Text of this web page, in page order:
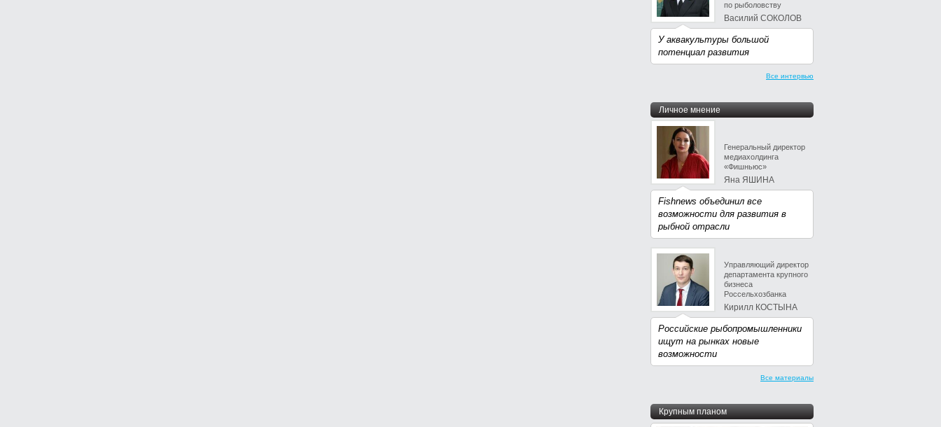
по рыболовству
Василий СОКОЛОВ
У аквакультуры большой
потенциал развития
Все интервью
Личное мнение
Генеральный директор
медиахолдинга
«Фишньюс»
Яна ЯШИНА
Fishnews объединил все
возможности для развития в
рыбной отрасли
Управляющий директор
департамента крупного
бизнеса
Россельхозбанка
Кирилл КОСТЫНА
Российские рыбопромышленники
ищут на рынках новые
возможности
Все материалы
Крупным планом